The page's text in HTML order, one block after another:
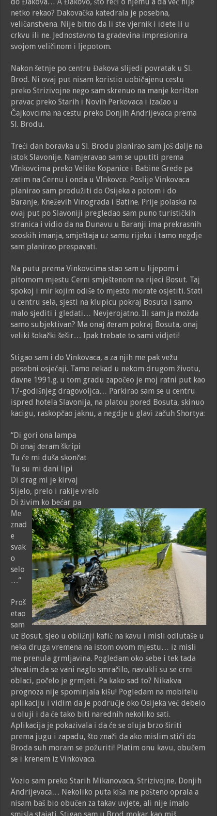
netko rekao? Đakovačka katedrala je posebna,
veličanstvena. Nije bitno da li ste vjernik i idete li u
crkvu ili ne. Jednostavno ta građevina impresionira
svojom veličinom i ljepotom.
Nakon šetnje po centru Đakova slijedi povratak u Sl.
Brod. Ni ovaj put nisam koristio uobičajenu cestu
preko Strizivojne nego sam skrenuo na manje korišten
pravac preko Starih i Novih Perkovaca i izađao u
Čajkovcima na cestu preko Donjih Andrijevaca prema
Sl. Brodu.
Treći dan boravka u Sl. Brodu planirao sam još dalje na
istok Slavonije. Namjeravao sam se uputiti prema
VInkovcima preko Velike Kopanice i Babine Grede pa
zatim na Cernu i onda u VInkovce. Poslije Vinkovaca
planirao sam produžiti do Osijeka a potom i do
Baranje, Kneževih Vinograda i Batine. Prije polaska na
ovaj put po Slavoniji pregledao sam puno turističkih
stranica i vidio da na Dunavu u Baranji ima prekrasnih
seoskih imanja, smještaja uz samu rijeku i tamo negdje
sam planirao prespavati.
Na putu prema Vinkovcima stao sam u lijepom i
pitomom mjestu Cerni smještenom na rijeci Bosut. Taj
spokoj i mir kojim odiše to mjesto morate osjetiti. Stati
u centru sela, sjesti na klupicu pokraj Bosuta i samo
malo sjediti i gledati… Nevjerojatno. Ili sam ja možda
samo subjektivan? Ma onaj đeram pokraj Bosuta, onaj
veliki šokački šešir… Ipak trebate to sami vidjeti!
Stigao sam i do Vinkovaca, a za njih me pak vežu
posebni osjećaji. Tamo nekad u nekom drugom životu,
davne 1991.g. u tom gradu započeo je moj ratni put kao
17-godišnjeg dragovoljca… Parkirao sam se u centru
ispred hotela Slavonija, na platou pored Bosuta, skinuo
kacigu, raskopčao jaknu, a negdje u glavi začuh Shortya:
“Di gori ona lampa
Di onaj đeram škripi
Tu će mi duša skončat
Tu su mi dani lipi
Di drag mi je kirvaj
Sijelo, prelo i rakije vrelo
Di živim ko bećar pa
Me
znad
e
svak
o
selo
…”
Proš
etao
sam
uz Bosut, sjeo u obližnji kafić na kavu i misli odlutaše u
neka druga vremena na istom ovom mjestu… iz misli
me prenula grmljavina. Pogledam oko sebe i tek tada
shvatim da se vani naglo smračilo, navukli su se crni
oblaci, počelo je grmjeti. Pa kako sad to? Nikakva
prognoza nije spominjala kišu! Pogledam na mobitelu
aplikaciju i vidim da je područje oko Osijeka već debelo
u oluji i da će tako biti narednih nekoliko sati.
Aplikacija je pokazivala i da će se oluja brzo širiti
prema jugu i zapadu, što znači da ako mislim stići do
Broda suh moram se požuriti! Platim onu kavu, obučem
se i krenem iz Vinkovaca.
Vozio sam preko Starih Mikanovaca, Strizivojne, Donjih
Andrijevaca… Nekoliko puta kiša me pošteno oprala a
nisam baš bio obučen za takav uvjete, ali nije imalo